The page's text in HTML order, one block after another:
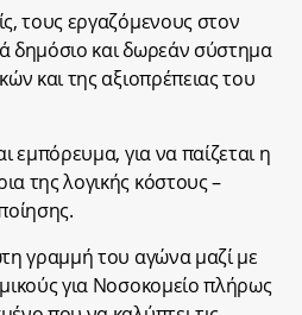
τους εργαζόμενους στον
δημόσιο και δωρεάν σύστημα
και της αξιοπρέπειας του
εμπόρευμα, για να παίζεται η
της λογικής κόστους –
γραμμή του αγώνα μαζί με
για Νοσοκομείο πλήρως